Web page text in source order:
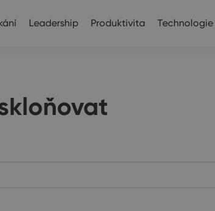
Leadership Produktivita Technologie